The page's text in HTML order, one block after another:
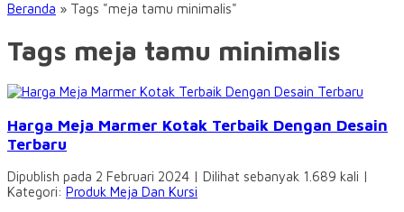
Beranda » Tags "meja tamu minimalis"
Tags meja tamu minimalis
Harga Meja Marmer Kotak Terbaik Dengan Desain
Terbaru
Dipublish pada 2 Februari 2024 | Dilihat sebanyak 1.689 kali |
Kategori: Produk Meja Dan Kursi